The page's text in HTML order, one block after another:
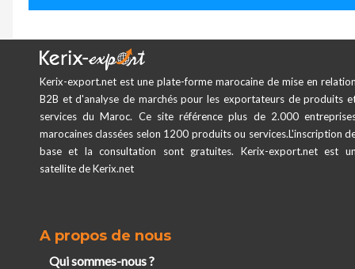
Kerix-export.net est une plate-forme marocaine de mise en
B2B et d'analyse de marchés pour les exportateurs de produits
services du Maroc. Ce site référence plus de 2.000
marocaines classées selon 1200 produits ou services.L'inscription
base et la consultation sont gratuites. Kerix-export.net est
satellite de Kerix.net
A propos de nous
Qui sommes-nous ?